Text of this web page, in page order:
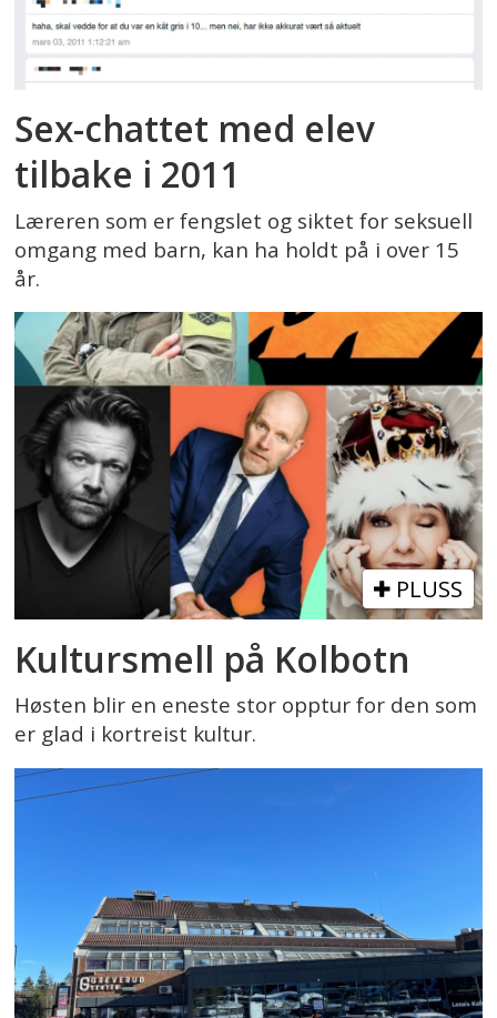
Sex-chattet med elev
tilbake i 2011
Læreren som er fengslet og siktet for seksuell
omgang med barn, kan ha holdt på i over 15
år.
PLUSS
Kultursmell på Kolbotn
Høsten blir en eneste stor opptur for den som
er glad i kortreist kultur.